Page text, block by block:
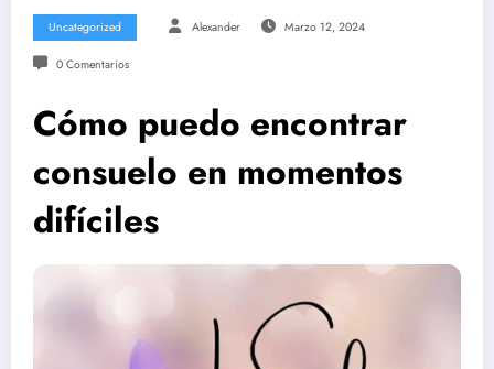
Uncategorized Alexander Marzo 12, 2024
0 Comentarios
Cómo puedo encontrar
consuelo en momentos
difíciles